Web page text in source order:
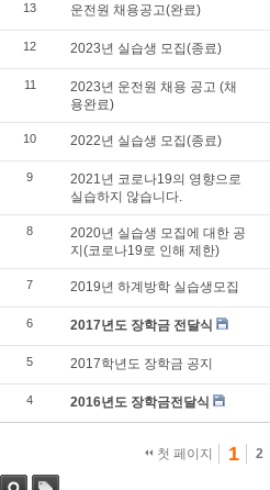
13 운전원 채용공고(완료)
12 2023년 실습생 모집(종료)
11
2023년 운전원 채용 공고 (채
용완료)
10 2022년 실습생 모집(종료)
9
2021년 코로나19의 영향으로
실습하지 않습니다.
8
2020년 실습생 모집에 대한 공
지(코로나19로 인해 제한)
7 2019년 하계방학 실습생모집
6 2017년도 장학금 전달식
5 2017학년도 장학금 공지
4 2016년도 장학금전달식
첫 페이지 1 2